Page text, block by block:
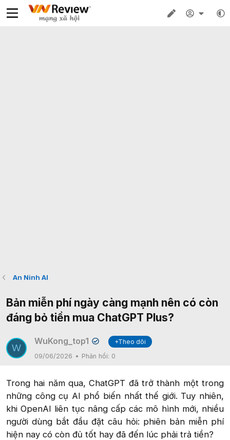
An Ninh AI
Bản miễn phí ngày càng mạnh nên có còn
đáng bỏ tiền mua ChatGPT Plus?
W
WuKong_top1 ✔
+Theo dõi
09/06/2026
Phản hồi: 0
Trong hai năm qua, ChatGPT đã trở thành một trong
những công cụ AI phổ biến nhất thế giới. Tuy nhiên,
khi OpenAI liên tục nâng cấp các mô hình mới, nhiều
người dùng bắt đầu đặt câu hỏi: phiên bản miễn phí
hiện nay có còn đủ tốt hay đã đến lúc phải trả tiền?